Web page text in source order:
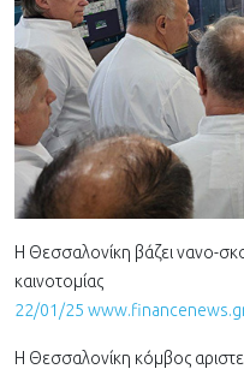
Η Θεσσαλονίκη βάζει νανο-
καινοτομίας
22/01/25
Η Θεσσαλονίκη κόμβος